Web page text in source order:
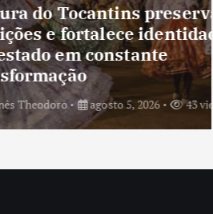
preserva
identidade de
agosto 5, 2026 43 views